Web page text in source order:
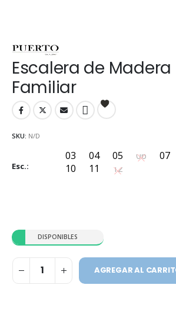
Escalera de Madera
Familiar
SKU: N/D
Esc.
03
03 04
04 05
05 06
06 07
07
10
10 1111 12
12
DISPONIBLES
AGREGAR AL